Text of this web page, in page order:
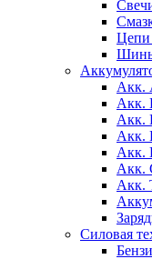
Цепи
Акк.
Акк.
Акк.
Акк.
Акк.
Акк.
Акк.
Силовая